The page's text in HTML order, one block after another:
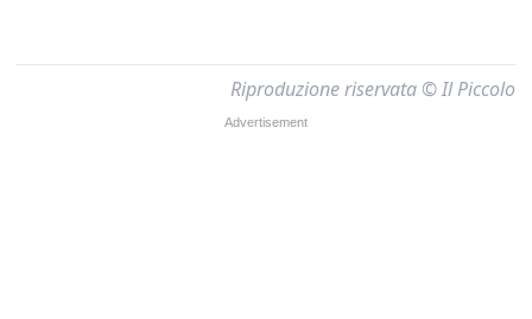
Riproduzione riservata © Il Piccolo